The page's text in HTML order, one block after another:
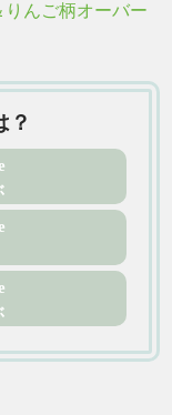
りんご柄オーバー
？